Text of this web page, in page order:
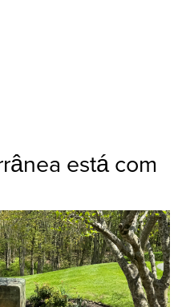
está com